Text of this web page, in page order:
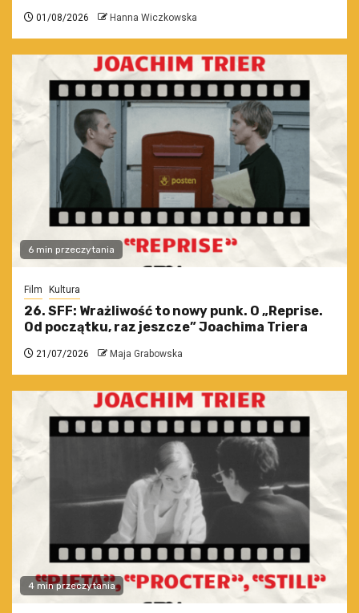
01/08/2026 Hanna Wiczkowska
6 min przeczytania
Film Kultura
26. SFF: Wrażliwość to nowy punk. O „Reprise.
Od początku, raz jeszcze” Joachima Triera
21/07/2026 Maja Grabowska
4 min przeczytania